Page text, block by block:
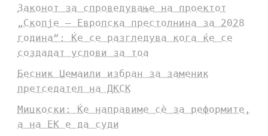
Законот за спроведување на проектот
„Скопје – Европска престолнина за 2028
година“: Ќе се разгледува кога ќе се
создадат услови за тоа
Бесник Џемаили избран за заменик
претседател на ДКСК
Мицкоски: Ќе направиме сè за реформите,
а на ЕК е да суди